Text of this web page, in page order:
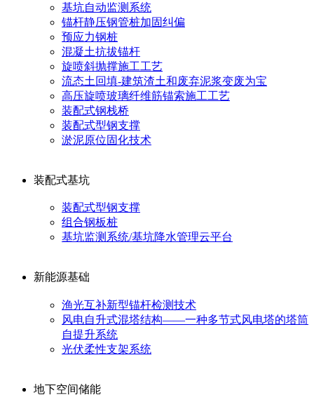
基坑自动监测系统
锚杆静压钢管桩加固纠偏
预应力钢桩
混凝土抗拔锚杆
旋喷斜抛撑施工工艺
流态土回填-建筑渣土和废弃泥浆变废为宝
高压旋喷玻璃纤维筋锚索施工工艺
装配式钢栈桥
装配式型钢支撑
淤泥原位固化技术
装配式基坑
装配式型钢支撑
组合钢板桩
基坑监测系统/基坑降水管理云平台
新能源基础
渔光互补新型锚杆检测技术
风电自升式混塔结构——一种多节式风电塔的塔筒
自提升系统
光伏柔性支架系统
地下空间储能